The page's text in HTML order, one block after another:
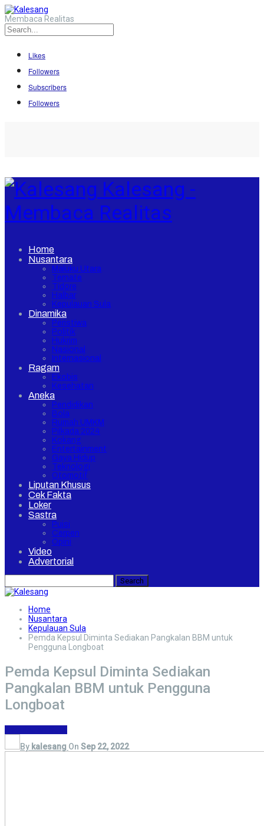
Membaca Realitas
Likes
Followers
Subscribers
Followers
Kalesang -
Membaca Realitas
Home
Nusantara
Maluku Utara
Ternate
Tidore
Halbar
Kepulauan Sula
Dinamika
Peristiwa
Politik
Hukrim
Nasional
Internasional
Ragam
Ekobis
Kesehatan
Aneka
Pendidikan
Bola
Rumah UMKM
Pilkada 2024
Kokang
Entertainment
Gaya Hidup
Teknologi
Otomotif
Liputan Khusus
Cek Fakta
Loker
Sastra
Puisi
Cerpen
Opini
Video
Advertorial
Home
Nusantara
Kepulauan Sula
Pemda Kepsul Diminta Sediakan Pangkalan BBM untuk
Pengguna Longboat
Pemda Kepsul Diminta Sediakan
Pangkalan BBM untuk Pengguna
Longboat
By kalesang On Sep 22, 2022